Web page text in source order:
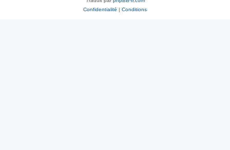
Confidentialité | Conditions